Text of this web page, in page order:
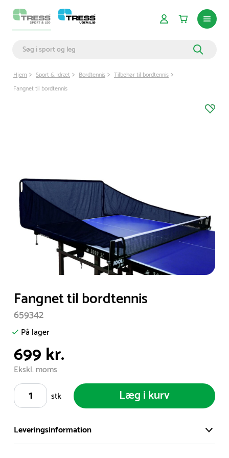
Hjem Sport & Idræt Bordtennis
Tilbehør til bordtennis
Fangnet til bordtennis
1
of
1
Fangnet til bordtennis
659342
På lager
699 kr.
Ekskl. moms
stk
Læg i kurv
Leveringsinformation